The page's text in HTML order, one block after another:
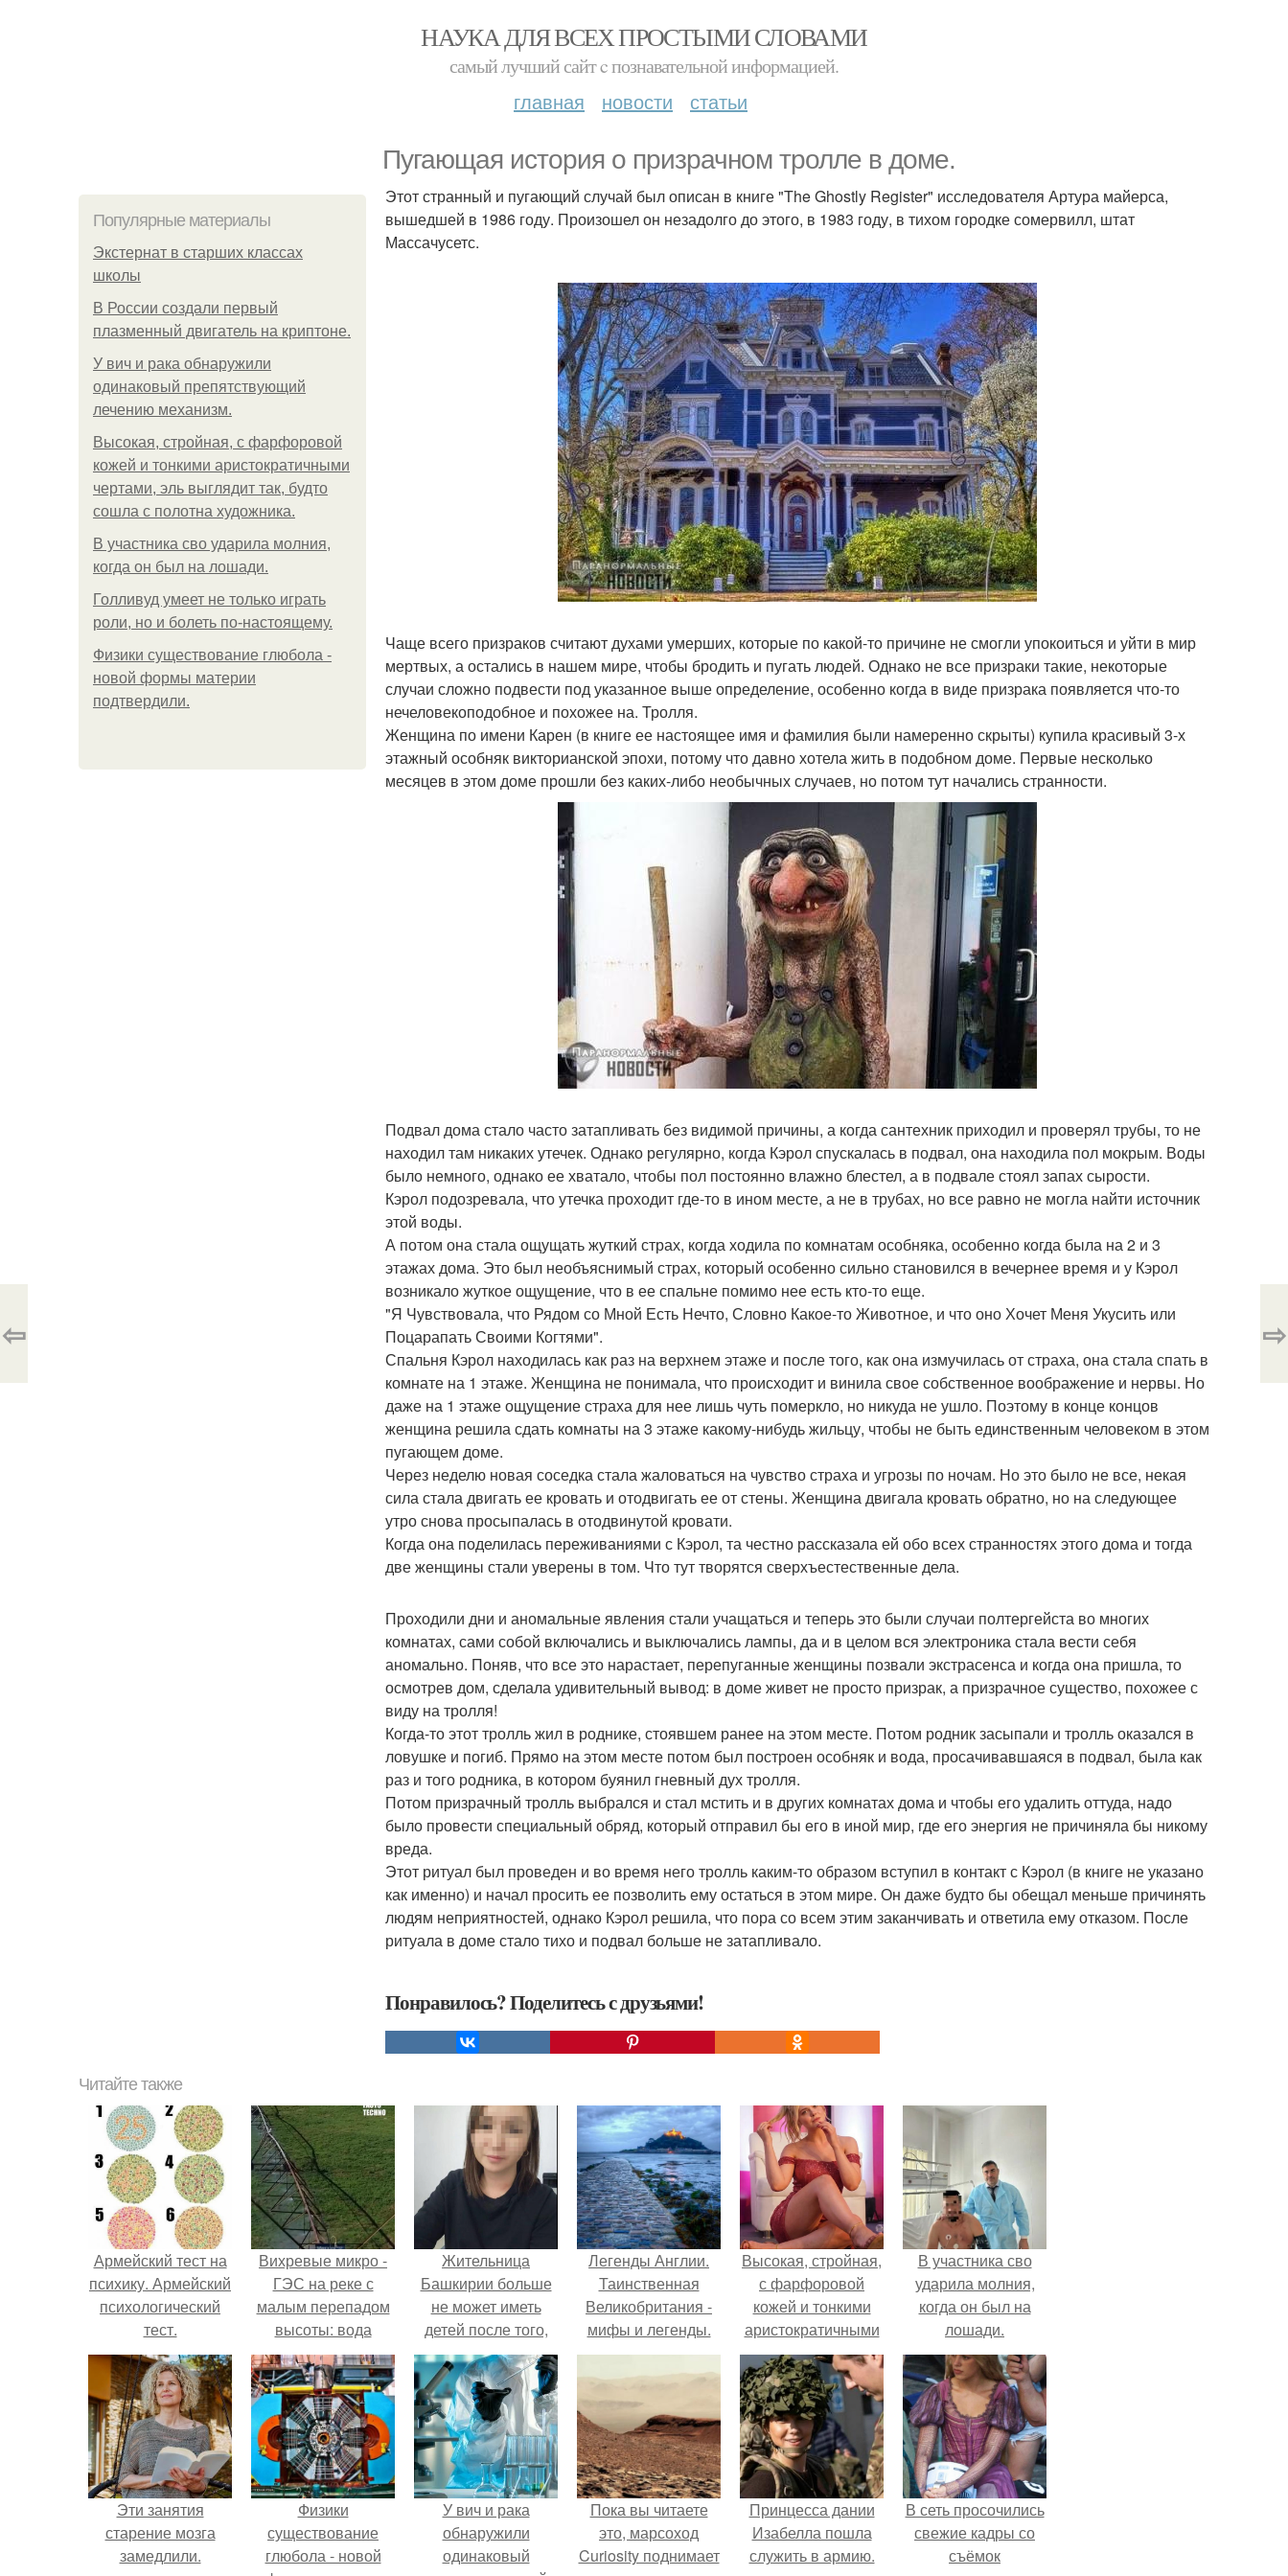
НАУКА ДЛЯ ВСЕХ ПРОСТЫМИ СЛОВАМИ
самый лучший сайт c познавательной информацией.
главная новости статьи
Пугающая история о призрачном тролле в доме.
Популярные материалы
Экстернат в старших классах
школы
В России создали первый
плазменный двигатель на криптоне.
У вич и рака обнаружили
одинаковый препятствующий
лечению механизм.
Высокая, стройная, с фарфоровой
кожей и тонкими аристократичными
чертами, эль выглядит так, будто
сошла с полотна художника.
В участника сво ударила молния,
когда он был на лошади.
Голливуд умеет не только играть
роли, но и болеть по-настоящему.
Физики существование глюбола -
новой формы материи
подтвердили.
Этот странный и пугающий случай был описан в книге "The Ghostly Register" исследователя Артура майерса,
вышедшей в 1986 году. Произошел он незадолго до этого, в 1983 году, в тихом городке сомервилл, штат
Массачусетс.
Чаще всего призраков считают духами умерших, которые по какой-то причине не смогли упокоиться и уйти в мир
мертвых, а остались в нашем мире, чтобы бродить и пугать людей. Однако не все призраки такие, некоторые
случаи сложно подвести под указанное выше определение, особенно когда в виде призрака появляется что-то
нечеловекоподобное и похожее на. Тролля.
Женщина по имени Карен (в книге ее настоящее имя и фамилия были намеренно скрыты) купила красивый 3-х
этажный особняк викторианской эпохи, потому что давно хотела жить в подобном доме. Первые несколько
месяцев в этом доме прошли без каких-либо необычных случаев, но потом тут начались странности.
Подвал дома стало часто затапливать без видимой причины, а когда сантехник приходил и проверял трубы, то не
находил там никаких утечек. Однако регулярно, когда Кэрол спускалась в подвал, она находила пол мокрым. Воды
было немного, однако ее хватало, чтобы пол постоянно влажно блестел, а в подвале стоял запах сырости.
Кэрол подозревала, что утечка проходит где-то в ином месте, а не в трубах, но все равно не могла найти источник
этой воды.
А потом она стала ощущать жуткий страх, когда ходила по комнатам особняка, особенно когда была на 2 и 3
этажах дома. Это был необъяснимый страх, который особенно сильно становился в вечернее время и у Кэрол
возникало жуткое ощущение, что в ее спальне помимо нее есть кто-то еще.
"Я Чувствовала, что Рядом со Мной Есть Нечто, Словно Какое-то Животное, и что оно Хочет Меня Укусить или
Поцарапать Своими Когтями".
Спальня Кэрол находилась как раз на верхнем этаже и после того, как она измучилась от страха, она стала спать в
комнате на 1 этаже. Женщина не понимала, что происходит и винила свое собственное воображение и нервы. Но
даже на 1 этаже ощущение страха для нее лишь чуть померкло, но никуда не ушло. Поэтому в конце концов
женщина решила сдать комнаты на 3 этаже какому-нибудь жильцу, чтобы не быть единственным человеком в этом
пугающем доме.
Через неделю новая соседка стала жаловаться на чувство страха и угрозы по ночам. Но это было не все, некая
сила стала двигать ее кровать и отодвигать ее от стены. Женщина двигала кровать обратно, но на следующее
утро снова просыпалась в отодвинутой кровати.
Когда она поделилась переживаниями с Кэрол, та честно рассказала ей обо всех странностях этого дома и тогда
две женщины стали уверены в том. Что тут творятся сверхъестественные дела.
Проходили дни и аномальные явления стали учащаться и теперь это были случаи полтергейста во многих
комнатах, сами собой включались и выключались лампы, да и в целом вся электроника стала вести себя
аномально. Поняв, что все это нарастает, перепуганные женщины позвали экстрасенса и когда она пришла, то
осмотрев дом, сделала удивительный вывод: в доме живет не просто призрак, а призрачное существо, похожее с
виду на тролля!
Когда-то этот тролль жил в роднике, стоявшем ранее на этом месте. Потом родник засыпали и тролль оказался в
ловушке и погиб. Прямо на этом месте потом был построен особняк и вода, просачивавшаяся в подвал, была как
раз и того родника, в котором буянил гневный дух тролля.
Потом призрачный тролль выбрался и стал мстить и в других комнатах дома и чтобы его удалить оттуда, надо
было провести специальный обряд, который отправил бы его в иной мир, где его энергия не причиняла бы никому
вреда.
Этот ритуал был проведен и во время него тролль каким-то образом вступил в контакт с Кэрол (в книге не указано
как именно) и начал просить ее позволить ему остаться в этом мире. Он даже будто бы обещал меньше причинять
людям неприятностей, однако Кэрол решила, что пора со всем этим заканчивать и ответила ему отказом. После
ритуала в доме стало тихо и подвал больше не затапливало.
Понравилось? Поделитесь с друзьями!
⇦ ⇨
Читайте также
Армейский тест на
психику. Армейский
психологический
тест.
Вихревые микро -
ГЭС на реке с
малым перепадом
высоты: вода
закручивается в
бетонной камере и
вращает
вертикальную
турбину.
Жительница
Башкирии больше
не может иметь
детей после того,
как медики сделали
ей аборт на шестом
месяце
беременности и
оставили в матке
плаценту.
Легенды Англии.
Таинственная
Великобритания -
мифы и легенды.
Высокая, стройная,
с фарфоровой
кожей и тонкими
аристократичными
чертами, эль
выглядит так, будто
сошла с полотна
художника.
В участника сво
ударила молния,
когда он был на
лошади.
Эти занятия
старение мозга
замедлили.
Физики
существование
глюбола - новой
У вич и рака
обнаружили
одинаковый
Пока вы читаете
это, марсоход
Curiosity поднимает
Принцесса дании
Изабелла пошла
служить в армию.
В сеть просочились
свежие кадры со
съёмок